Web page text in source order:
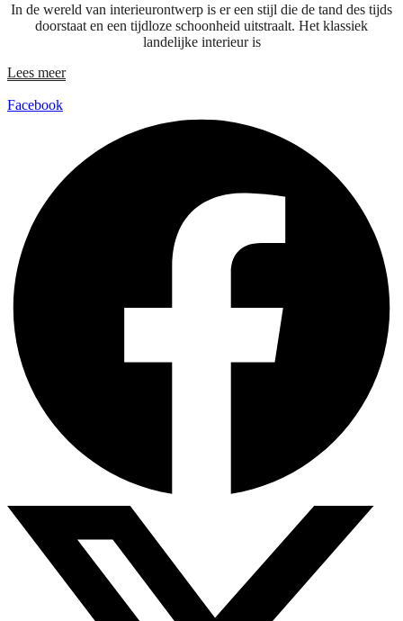
In de wereld van interieurontwerp is er een stijl die de tand des tijds
doorstaat en een tijdloze schoonheid uitstraalt. Het klassiek
landelijke interieur is
Lees meer
Facebook